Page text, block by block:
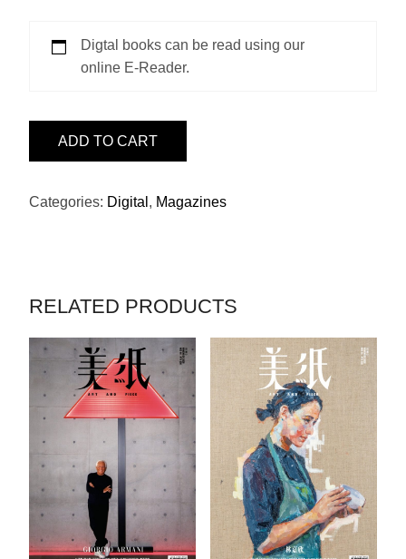
Digtal books can be read using our
online E-Reader.
CLAUDE
ADD TO CART
Categories: Digital , Magazines
RELATED PRODUCTS